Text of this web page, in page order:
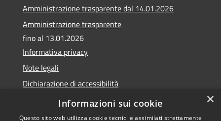
Amministrazione trasparente dal 14.01.2026
Amministrazione trasparente
fino al 13.01.2026
Informativa privacy
Note legali
Dichiarazione di accessibilità
Obiettivi di accessibilità
×
Informazioni sui cookie
Questo sito web utilizza cookie tecnici e assimilati strettamente